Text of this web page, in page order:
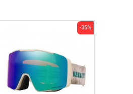
-35%